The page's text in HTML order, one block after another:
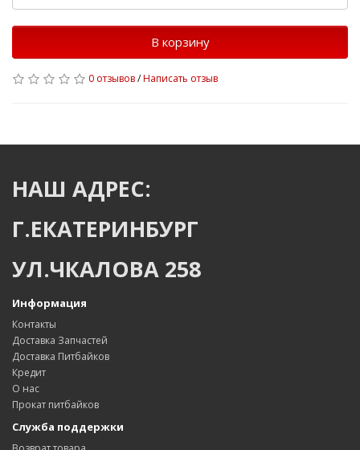
В корзину
0 отзывов/Написать отзыв
НАШ АДРЕС:
Г.ЕКАТЕРИНБУРГ
УЛ.ЧКАЛОВА 258
Информация
Контакты
Доставка Запчастей
Доставка Питбайков
Кредит
О нас
Прокат питбайков
Служба поддержки